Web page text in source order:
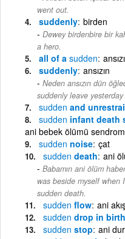
went out.
suddenly birden
Dewey birdenbire bir
a hero.
all of a sudden
suddenly ansızın
Neden ansızın dün
suddenly leave
sudden and
sudden infant death
ani bebek ölümü
sudden noise çat
sudden death ani
Babamın ani ölüm
was beside myself when
sudden death.
sudden flow ani
sudden drop in
sudden stop ani